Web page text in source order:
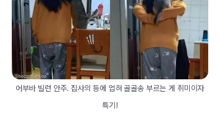
어부바 빌런 안주. 집사의 등에 업혀 골골송 부르는 게 취미이자
특기!